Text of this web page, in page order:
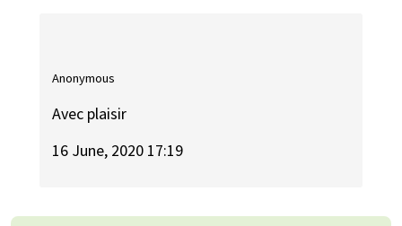
Anonymous
Avec plaisir
16 June, 2020 17:19